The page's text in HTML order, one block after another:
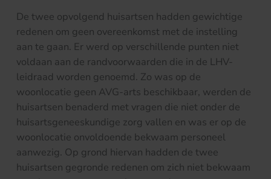
De twee opvolgend huisartsen hadden gewichtige
redenen om geen overeenkomst met de instelling
aan te gaan. Er werd op verschillende punten niet
voldaan aan de randvoorwaarden die in de LHV-
leidraad worden genoemd. Zo was op de
woonlocatie geen AVG-arts beschikbaar, werden de
huisartsen benaderd met vragen die niet onder de
huisartsgeneeskundige zorg vallen en was er op de
woonlocatie onvoldoende bekwaam personeel
aanwezig. Op grond hiervan hadden de twee
huisartsen gegronde redenen om zich niet bekwaam